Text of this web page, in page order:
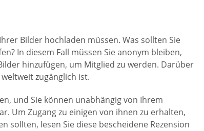
Bilder hochladen müssen. Was sollten Sie
In diesem Fall müssen Sie anonym bleiben,
hinzufügen, um Mitglied zu werden. Darüber
zugänglich ist.
und Sie können unabhängig von Ihrem
Um Zugang zu einigen von ihnen zu erhalten,
sollten, lesen Sie diese bescheidene Rezension